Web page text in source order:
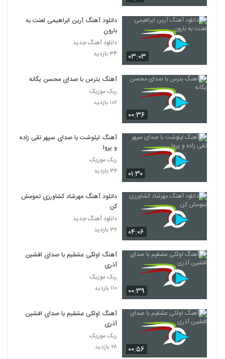
۰۳:۰۳
دانلود آهنگ آرین ابراهیمی لعنت به
بارون
دانلود آهنگ جدید
۳۴ بازدید
۰۰:۳۶
آهنگ بترس با صدای محسن یگانه
ربک موزیک
۱۰۲ بازدید
۰۱:۳۰
آهنگ لیلوشت با صدای سپهر تقی زاده
و پروا
ربک موزیک
۳۶ بازدید
۰۴:۰۶
دانلود آهنگ مهرشاد کشاورزی تمومش
کن
دانلود آهنگ جدید
۳۲ بازدید
۰۰:۳۹
آهنگ اولکی عشقیم با صدای افشین
آذری
ربک موزیک
۱۱۰ بازدید
۰۰:۵۶
آهنگ اولکی عشقیم با صدای افشین
آذری
ربک موزیک
۲۸ بازدید